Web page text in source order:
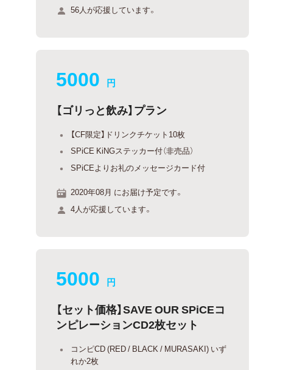
56人が応援しています。
5000 円
【ゴリっと飲み】プラン
【CF限定】ドリンクチケット10枚
SPiCE KiNGステッカー付（非売品）
SPiCEよりお礼のメッセージカード付
2020年08月 にお届け予定です。
4人が応援しています。
5000 円
【セット価格】SAVE OUR SPiCEコ
ンピレーションCD2枚セット
コンピCD (RED / BLACK / MURASAKI) いず
れか2枚